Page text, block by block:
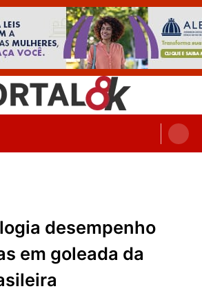
8K – Seu portal de
desempenho
em goleada da